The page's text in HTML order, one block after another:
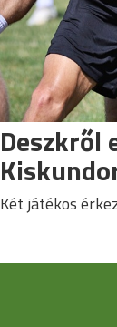
Deszkről
Két játékos